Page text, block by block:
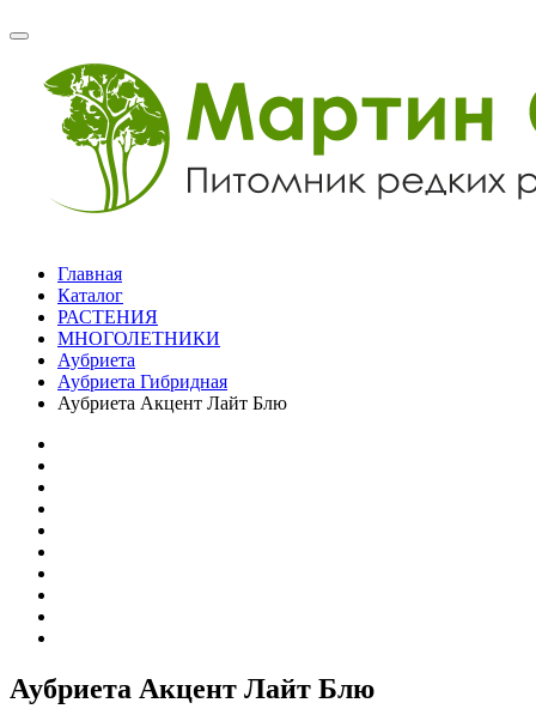
Главная
Каталог
РАСТЕНИЯ
МНОГОЛЕТНИКИ
Аубриета
Аубриета Гибридная
Аубриета Акцент Лайт Блю
Аубриета Акцент Лайт Блю